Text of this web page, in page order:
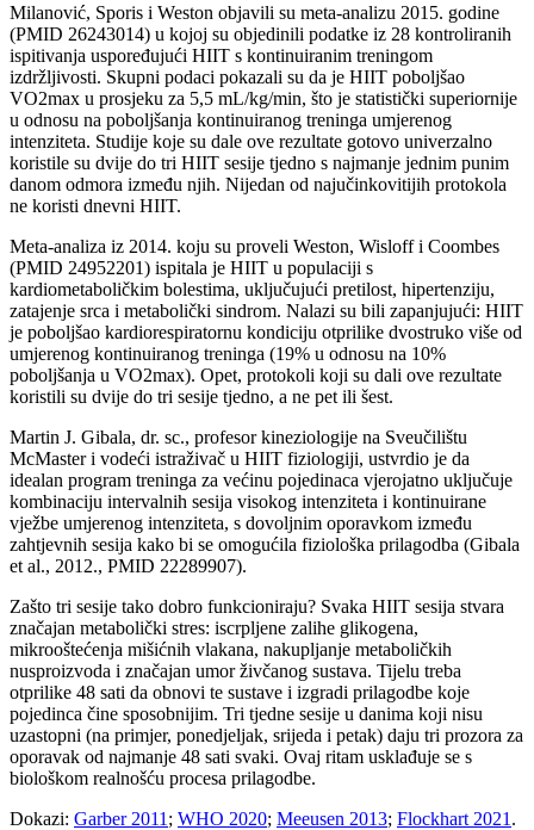
Milanović, Sporis i Weston objavili su meta-analizu 2015. godine
(PMID 26243014) u kojoj su objedinili podatke iz 28 kontroliranih
ispitivanja uspoređujući HIIT s kontinuiranim treningom
izdržljivosti. Skupni podaci pokazali su da je HIIT poboljšao
VO2max u prosjeku za 5,5 mL/kg/min, što je statistički superiornije
u odnosu na poboljšanja kontinuiranog treninga umjerenog
intenziteta. Studije koje su dale ove rezultate gotovo univerzalno
koristile su dvije do tri HIIT sesije tjedno s najmanje jednim punim
danom odmora između njih. Nijedan od najučinkovitijih protokola
ne koristi dnevni HIIT.
Meta-analiza iz 2014. koju su proveli Weston, Wisloff i Coombes
(PMID 24952201) ispitala je HIIT u populaciji s
kardiometaboličkim bolestima, uključujući pretilost, hipertenziju,
zatajenje srca i metabolički sindrom. Nalazi su bili zapanjujući: HIIT
je poboljšao kardiorespiratornu kondiciju otprilike dvostruko više od
umjerenog kontinuiranog treninga (19% u odnosu na 10%
poboljšanja u VO2max). Opet, protokoli koji su dali ove rezultate
koristili su dvije do tri sesije tjedno, a ne pet ili šest.
Martin J. Gibala, dr. sc., profesor kineziologije na Sveučilištu
McMaster i vodeći istraživač u HIIT fiziologiji, ustvrdio je da
idealan program treninga za većinu pojedinaca vjerojatno uključuje
kombinaciju intervalnih sesija visokog intenziteta i kontinuirane
vježbe umjerenog intenziteta, s dovoljnim oporavkom između
zahtjevnih sesija kako bi se omogućila fiziološka prilagodba (Gibala
et al., 2012., PMID 22289907).
Zašto tri sesije tako dobro funkcioniraju? Svaka HIIT sesija stvara
značajan metabolički stres: iscrpljene zalihe glikogena,
mikrooštećenja mišićnih vlakana, nakupljanje metaboličkih
nusproizvoda i značajan umor živčanog sustava. Tijelu treba
otprilike 48 sati da obnovi te sustave i izgradi prilagodbe koje
pojedinca čine sposobnijim. Tri tjedne sesije u danima koji nisu
uzastopni (na primjer, ponedjeljak, srijeda i petak) daju tri prozora za
oporavak od najmanje 48 sati svaki. Ovaj ritam usklađuje se s
biološkom realnošću procesa prilagodbe.
Dokazi: Garber 2011 ; WHO 2020; Meeusen 2013; Flockhart 2021 .